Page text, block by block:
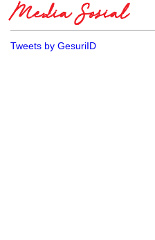
Media Sosial
Tweets by GesuriID